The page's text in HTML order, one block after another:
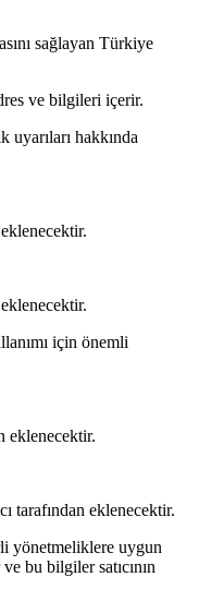
sağlayan Türkiye
ve bilgileri içerir.
hakkında
eklenecektir.
eklenecektir.
için önemli
eklenecektir.
tarafından eklenecektir.
yönetmeliklere uygun
bu bilgiler satıcının